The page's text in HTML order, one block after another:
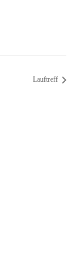
Lauftreff